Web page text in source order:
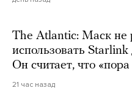
The Atlantic: Маск не
использовать
Он считает, что
21 час назад